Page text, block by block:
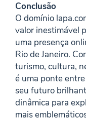
Conclusão
O domínio
valor inestimável
uma presença
Rio de Janeiro.
turismo, cultura,
é uma ponte
seu futuro
dinâmica para
mais